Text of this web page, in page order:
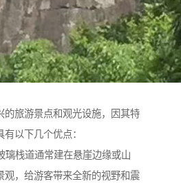
的旅游景点和观光设施，因其特
以下几个优点：
栈道通常建在悬崖边缘或山
观，给游客带来全新的视野和震